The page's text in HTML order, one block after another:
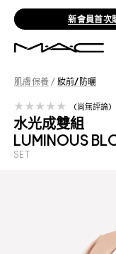
新會員首次
肌膚保養 / 妝前/防曬
水光成雙組
LUMINOUS
SET
尚無評論